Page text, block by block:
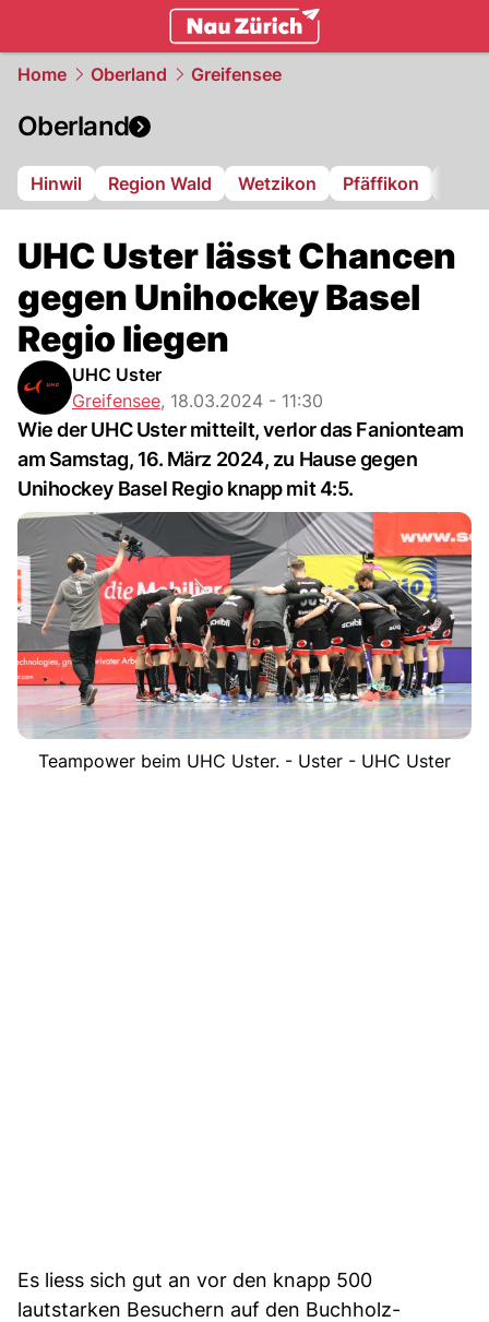
Home Oberland Greifensee
Oberland
Hinwil Region Wald Wetzikon Pfäffikon
UHC Uster lässt Chancen
gegen Unihockey Basel
Regio liegen
UHC Uster
Greifensee, 18.03.2024 - 11:30
Wie der UHC Uster mitteilt, verlor das Fanionteam
am Samstag, 16. März 2024, zu Hause gegen
Unihockey Basel Regio knapp mit 4:5.
Teampower beim UHC Uster. - Uster - UHC Uster
Es liess sich gut an vor den knapp 500
lautstarken Besuchern auf den Buchholz-